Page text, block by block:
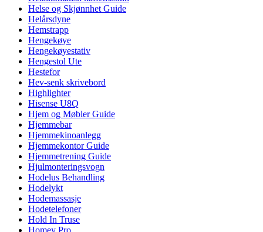
Helse og Skjønnhet Guide
Helårsdyne
Hemstrapp
Hengekøye
Hengekøyestativ
Hengestol Ute
Hestefor
Hev-senk skrivebord
Highlighter
Hisense U8Q
Hjem og Møbler Guide
Hjemmebar
Hjemmekinoanlegg
Hjemmekontor Guide
Hjemmetrening Guide
Hjulmonteringsvogn
Hodelus Behandling
Hodelykt
Hodemassasje
Hodetelefoner
Hold In Truse
Homey Pro